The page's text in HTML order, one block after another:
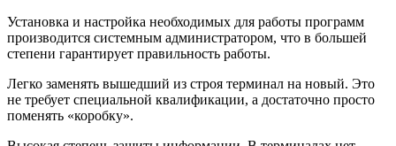
Установка и настройка необходимых для работы программ
производится системным администратором, что в большей
степени гарантирует правильность работы.
Легко заменять вышедший из строя терминал на новый. Это
не требует специальной квалификации, а достаточно просто
поменять «коробку».